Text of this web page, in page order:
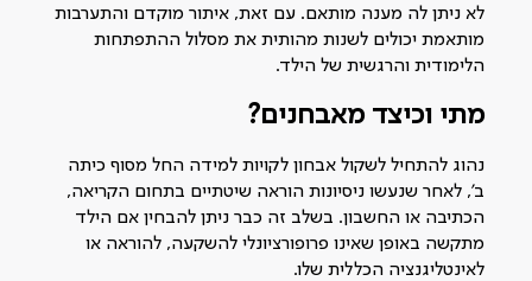
לא ניתן לה מענה מותאם. עם זאת, איתור מוקדם והתערבות
מותאמת יכולים לשנות מהותית את מסלול ההתפתחות
הלימודית והרגשית של הילד.
מתי וכיצד מאבחנים?
נהוג להתחיל לשקול אבחון לקויות למידה החל מסוף כיתה
ב', לאחר שנעשו ניסיונות הוראה שיטתיים בתחום הקריאה,
הכתיבה או החשבון. בשלב זה כבר ניתן להבחין אם הילד
מתקשה באופן שאינו פרופורציונלי להשקעה, להוראה או
לאינטליגנציה הכללית שלו.